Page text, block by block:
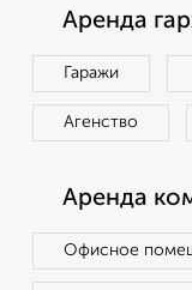
Аренда
Гаражи
Агенство
Аренда
Офисное